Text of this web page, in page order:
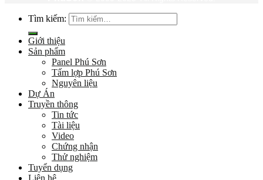
Tìm kiếm:
Giới thiệu
Sản phẩm
Panel Phú Sơn
Tấm lợp Phú Sơn
Nguyên liệu
Dự Án
Truyền thông
Tin tức
Tài liệu
Video
Chứng nhận
Thử nghiệm
Tuyển dụng
Liên hệ